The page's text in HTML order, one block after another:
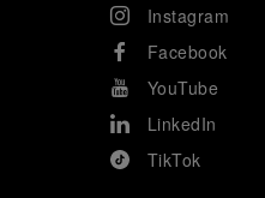
Instagram
Facebook
YouTube
LinkedIn
TikTok